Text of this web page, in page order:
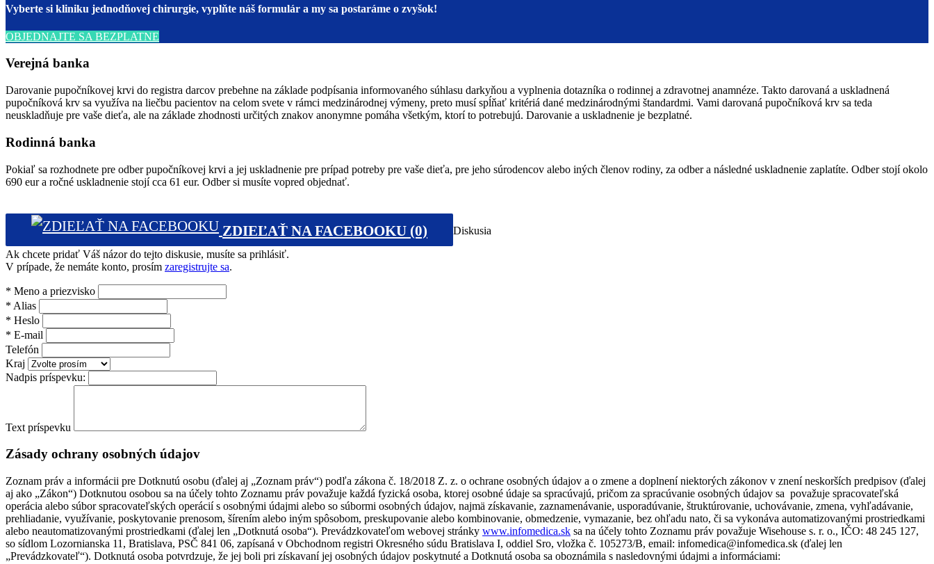
Vyberte si kliniku jednodňovej chirurgie, vyplňte náš formulár a my sa postaráme o zvyšok!
OBJEDNAJTE SA BEZPLATNE
Verejná banka
Darovanie pupočníkovej krvi do registra darcov prebehne na základe podpísania informovaného súhlasu darkyňou a vyplnenia dotazníka o rodinnej a zdravotnej anamnéze. Takto darovaná a uskladnená
pupočníková krv sa využíva na liečbu pacientov na celom svete v rámci medzinárodnej výmeny, preto musí spĺňať kritériá dané medzinárodnými štandardmi. Vami darovaná pupočníková krv sa teda
neuskladňuje pre vaše dieťa, ale na základe zhodnosti určitých znakov anonymne pomáha všetkým, ktorí to potrebujú. Darovanie a uskladnenie je bezplatné.
Rodinná banka
Pokiaľ sa rozhodnete pre odber pupočníkovej krvi a jej uskladnenie pre prípad potreby pre vaše dieťa, pre jeho súrodencov alebo iných členov rodiny, za odber a následné uskladnenie zaplatíte. Odber stojí okolo
690 eur a ročné uskladnenie stojí cca 61 eur. Odber si musíte vopred objednať.
ZDIEĽAŤ NA FACEBOOKU (0)
Diskusia
Ak chcete pridať Váš názor do tejto diskusie, musíte sa prihlásiť.
V prípade, že nemáte konto, prosím zaregistrujte sa.
* Meno a priezvisko
* Alias
* Heslo
* E-mail
Telefón
Kraj
Nadpis príspevku:
Text príspevku
Zásady ochrany osobných údajov
Zoznam práv a informácii pre Dotknutú osobu (ďalej aj „Zoznam práv“) podľa zákona č. 18/2018 Z. z. o ochrane osobných údajov a o zmene a doplnení niektorých zákonov v znení neskorších predpisov (ďalej
aj ako „Zákon“) Dotknutou osobou sa na účely tohto Zoznamu práv považuje každá fyzická osoba, ktorej osobné údaje sa spracúvajú, pričom za spracúvanie osobných údajov sa považuje spracovateľská
operácia alebo súbor spracovateľských operácií s osobnými údajmi alebo so súbormi osobných údajov, najmä získavanie, zaznamenávanie, usporadúvanie, štruktúrovanie, uchovávanie, zmena, vyhľadávanie,
prehliadanie, využívanie, poskytovanie prenosom, šírením alebo iným spôsobom, preskupovanie alebo kombinovanie, obmedzenie, vymazanie, bez ohľadu nato, či sa vykonáva automatizovanými prostriedkami
alebo neautomatizovanými prostriedkami (ďalej len „Dotknutá osoba“). Prevádzkovateľom webovej stránky www.infomedica.sk sa na účely tohto Zoznamu práv považuje Wisehouse s. r. o., IČO: 48 245 127,
so sídlom Lozornianska 11, Bratislava, PSČ 841 06, zapísaná v Obchodnom registri Okresného súdu Bratislava I, oddiel Sro, vložka č. 105273/B, email: infomedica@infomedica.sk (ďalej len
„Prevádzkovateľ“). Dotknutá osoba potvrdzuje, že jej boli pri získavaní jej osobných údajov poskytnuté a Dotknutá osoba sa oboznámila s nasledovnými údajmi a informáciami: